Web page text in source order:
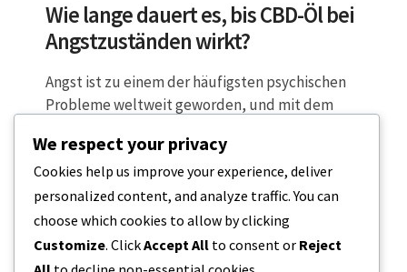
Wie lange dauert es, bis CBD-Öl bei
Angstzuständen wirkt?
Angst ist zu einem der häufigsten psychischen
Probleme weltweit geworden, und mit dem
Lebenshaltungskostenkrise werden…
4 MINUTEN LESEZEIT 16. DEZEMBER 2023
We respect your privacy
Cookies help us improve your experience, deliver
personalized content, and analyze traffic. You can
choose which cookies to allow by clicking
Customize. ClickAccept All to consent or Reject